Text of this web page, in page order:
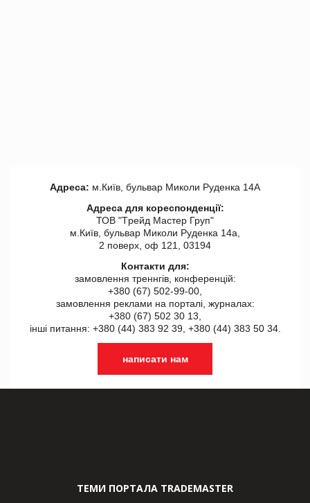
Адреса: м.Київ, бульвар Миколи Руденка 14А
Адреса для кореспонденції:
ТОВ "Tрейд Мастер Груп"
м.Київ, бульвар Миколи Руденка 14а,
2 поверх, оф 121, 03194
Контакти для:
замовлення треннгів, конференцій:
+380 (67) 502-99-00,
замовлення реклами на порталі, журналах:
+380 (67) 502 30 13,
інші питання: +380 (44) 383 92 39, +380 (44) 383 50 34.
написати нам
ТЕМИ ПОРТАЛА TRADEMASTER